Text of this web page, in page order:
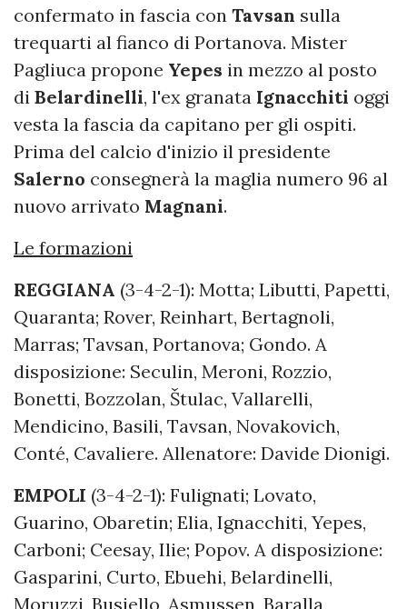
confermato in fascia con Tavsan sulla
trequarti al fianco di Portanova. Mister
Pagliuca propone Yepes in mezzo al posto
di Belardinelli, l'ex granata Ignacchiti oggi
vesta la fascia da capitano per gli ospiti.
Prima del calcio d'inizio il presidente
Salerno consegnerà la maglia numero 96 al
nuovo arrivato Magnani.
Le formazioni
REGGIANA (3-4-2-1): Motta; Libutti, Papetti,
Quaranta; Rover, Reinhart, Bertagnoli,
Marras; Tavsan, Portanova; Gondo. A
disposizione: Seculin, Meroni, Rozzio,
Bonetti, Bozzolan, Štulac, Vallarelli,
Mendicino, Basili, Tavsan, Novakovich,
Conté, Cavaliere. Allenatore: Davide Dionigi.
EMPOLI (3-4-2-1): Fulignati; Lovato,
Guarino, Obaretin; Elia, Ignacchiti, Yepes,
Carboni; Ceesay, Ilie; Popov. A disposizione:
Gasparini, Curto, Ebuehi, Belardinelli,
Moruzzi, Busiello, Asmussen, Baralla,